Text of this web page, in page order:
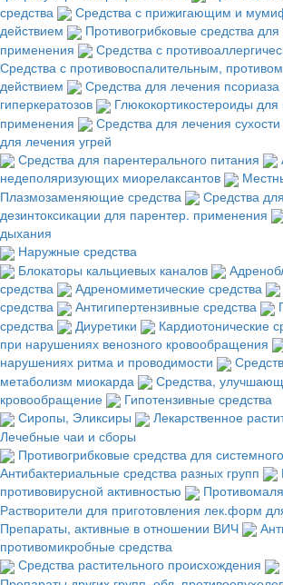
средства
Средства с прижигающим и
действием
Противогрибковые средства
применения
Средства с
Средства с противовоспалительным,
действием
Средства для лечения псориаза
гиперкератозов
Глюкокортикостероиды для
применения
Средства для лечения
для лечения угрей
Средства для парентерального питания
недеполяризующих миорелаксантов
Плазмозаменяющие средства
Средства
дезинтоксикации для парентер. применения
дыхания
Наружные средства
Блокаторы кальциевых каналов
средства
Адреномиметические средства
средства
Антигипертензивные средства
средства
Диуретики Кардиотонические
при нарушениях венозного кровообращения
нарушениях ритма и проводимости
метаболизм миокарда
Средства,
кровообращение
Гипотензивные средства
Сиропы, Эликсиры
Лекарственное
Лечебные чаи и сборы
Противогрибковые средства для
Антибактериальные средства разных групп
противовирусной активностью
Растворители для приготовления лек.форм
Препараты, активные в отношении ВИЧ
противомикробные средства
Средства растительного происхождения